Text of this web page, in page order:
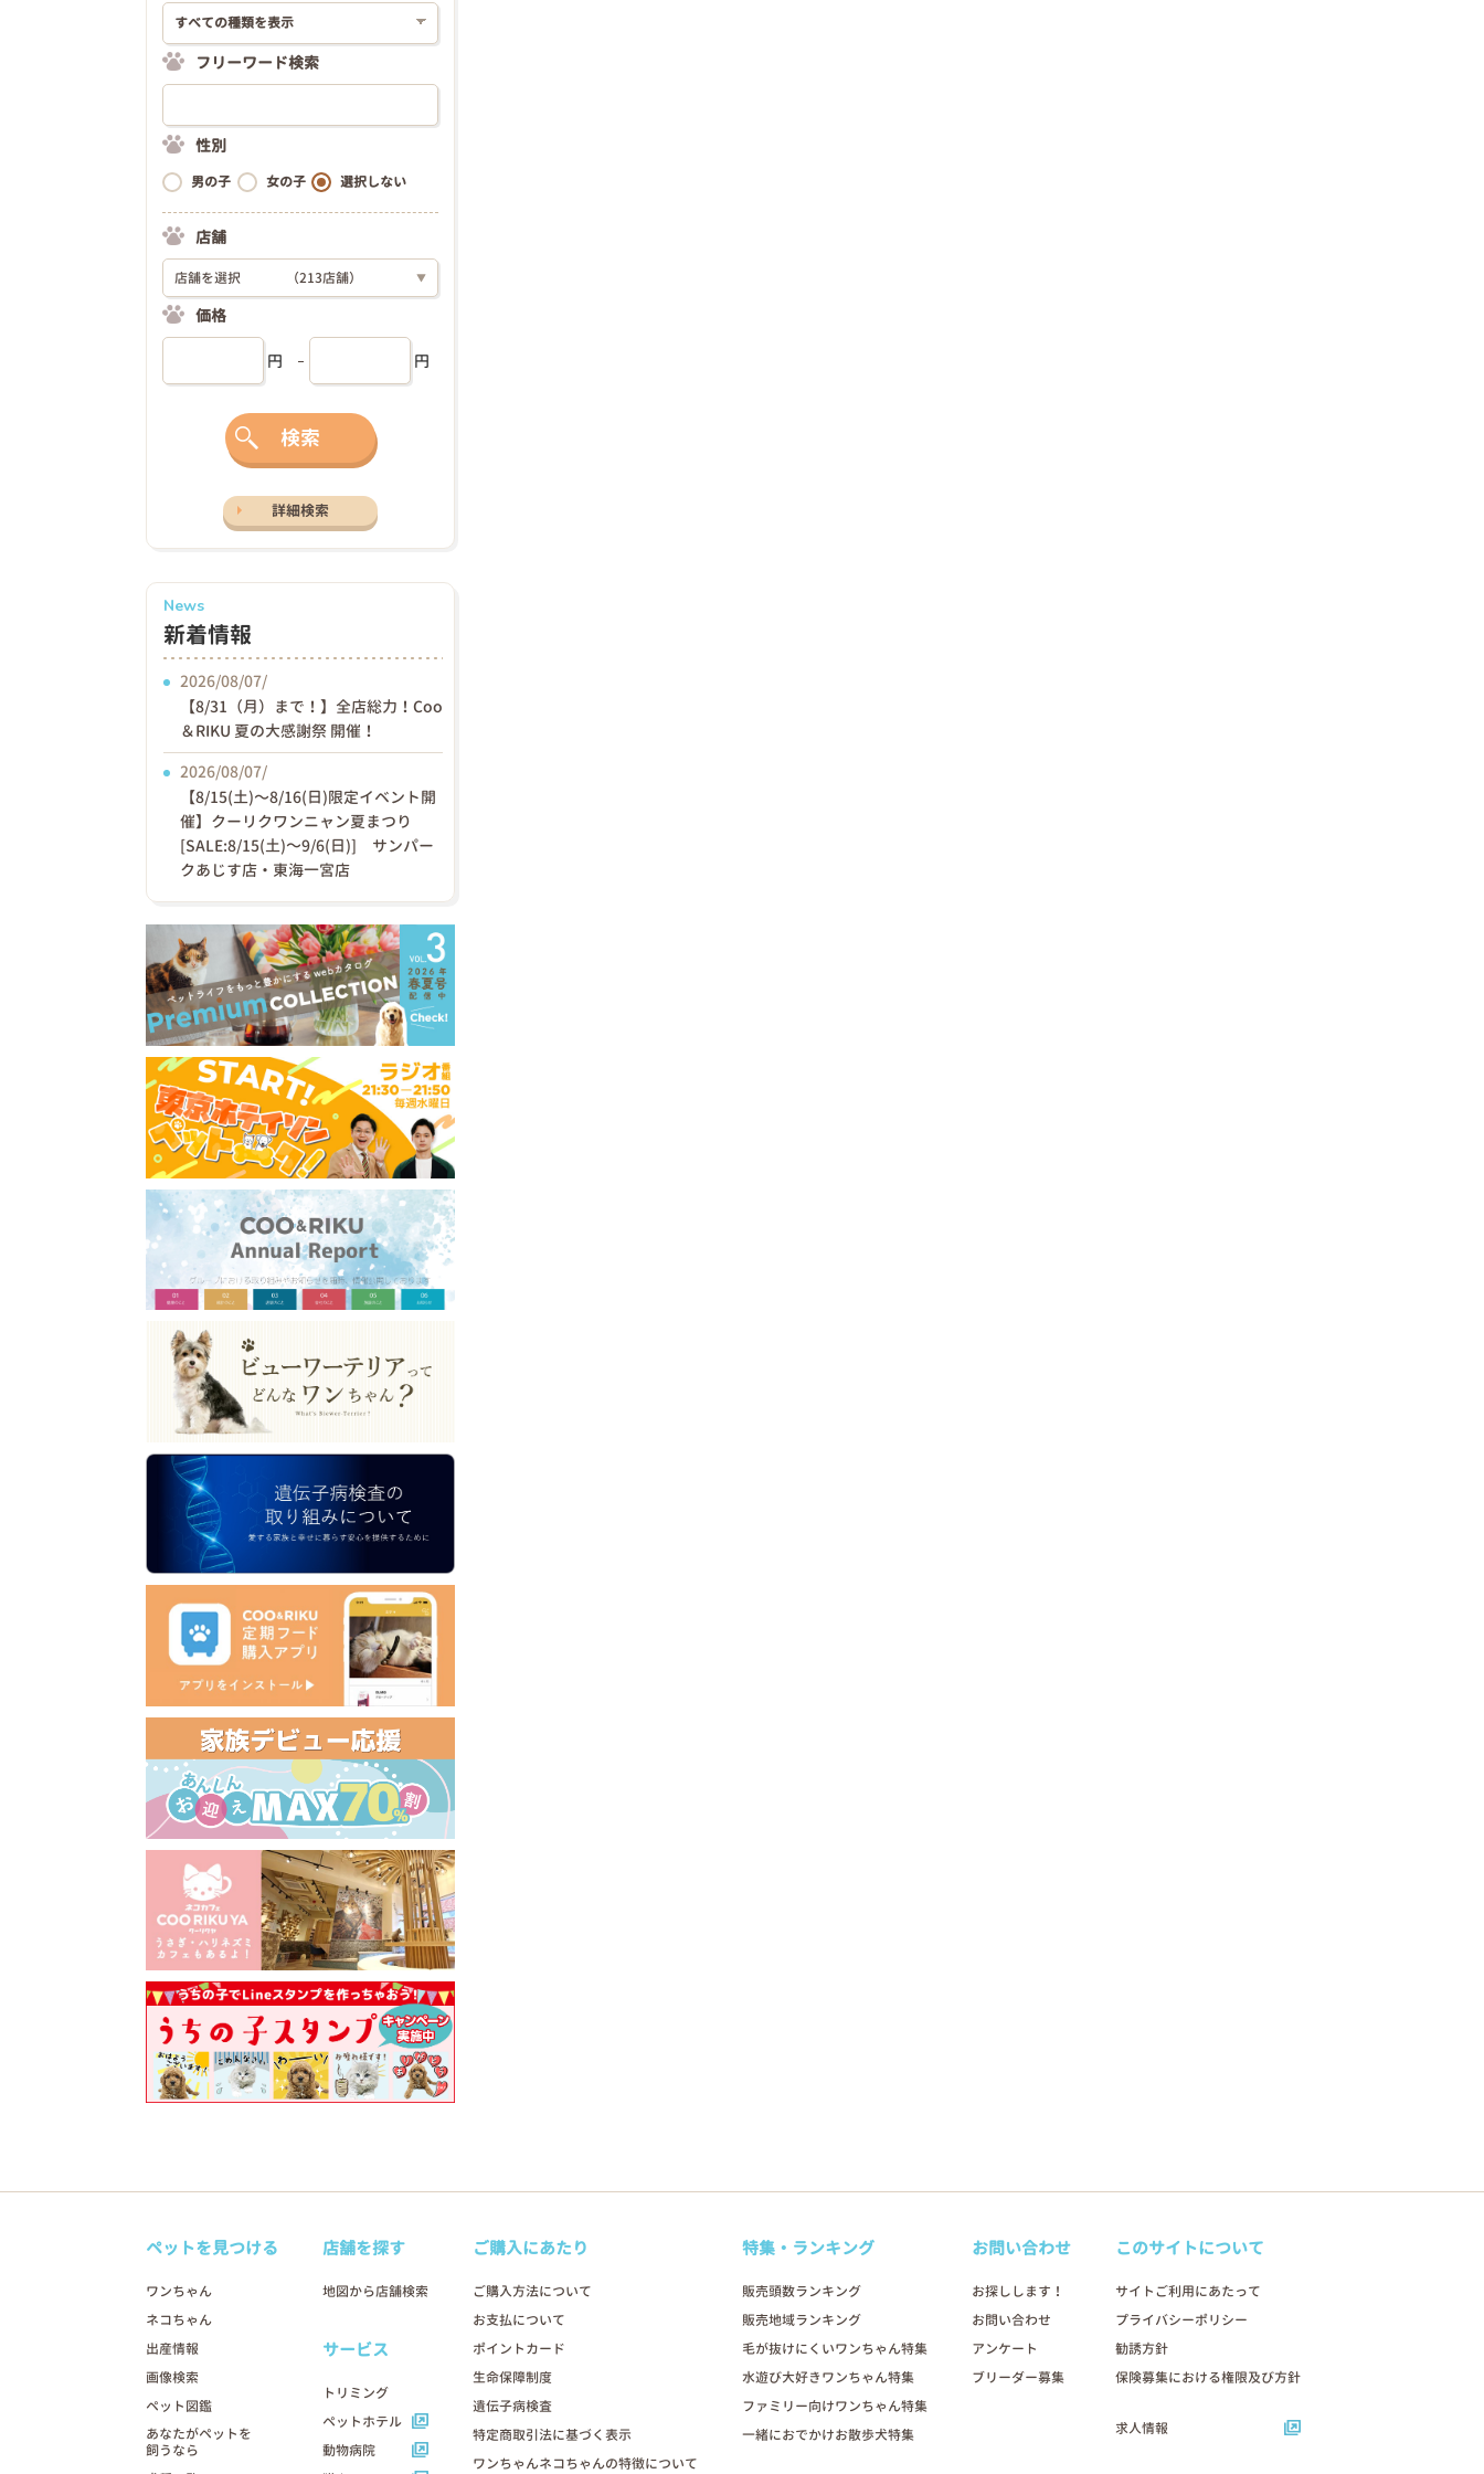
フリーワード検索
性別
男の子 女の子 選択しない
店舗
店舗を選択 （213店舗） ▼
価格
円 円
検索
詳細検索
News
新着情報
2026/08/07/
【8/31（月）まで！】全店総力！Coo
＆RIKU 夏の大感謝祭 開催！
2026/08/07/
【8/15(土)〜8/16(日)限定イベント開
催】クーリクワンニャン夏まつり
[SALE:8/15(土)～9/6(日)] サンパー
クあじす店・東海一宮店
ペットを見つける
ワンちゃん
ネコちゃん
出産情報
画像検索
ペット図鑑
あなたがペットを
飼うなら
店舗を探す
地図から店舗検索
サービス
トリミング
ペットホテル
動物病院
ご購入にあたり
ご購入方法について
お支払について
ポイントカード
生命保障制度
遺伝子病検査
特定商取引法に基づく表示
ワンちゃんネコちゃんの特徴について
特集・ランキング
販売頭数ランキング
販売地域ランキング
毛が抜けにくいワンちゃん特集
水遊び大好きワンちゃん特集
ファミリー向けワンちゃん特集
一緒におでかけお散歩犬特集
お問い合わせ
お探しします！
お問い合わせ
アンケート
ブリーダー募集
このサイトについて
サイトご利用にあたって
プライバシーポリシー
勧誘方針
保険募集における権限及び方針
求人情報